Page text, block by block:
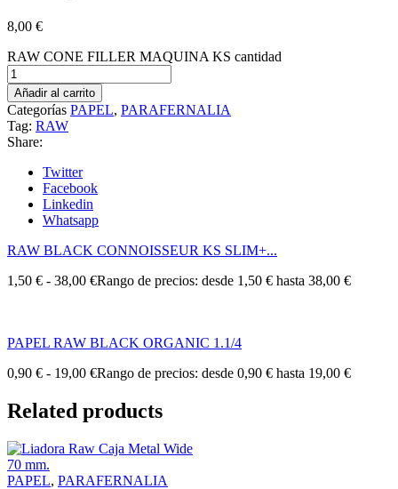
8,00 €
RAW CONE FILLER MAQUINA KS cantidad
Añadir al carrito
Categorías PAPEL, PARAFERNALIA
Tag: RAW
Share:
Twitter
Facebook
Linkedin
Whatsapp
RAW BLACK CONNOISSEUR KS SLIM+...
1,50 € - 38,00 €Rango de precios: desde 1,50 € hasta 38,00 €
PAPEL RAW BLACK ORGANIC 1.1/4
0,90 € - 19,00 €Rango de precios: desde 0,90 € hasta 19,00 €
Related products
PAPEL, PARAFERNALIA